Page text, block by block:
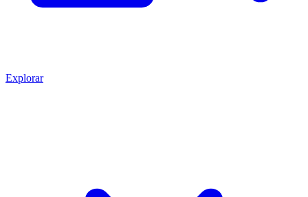
Explorar